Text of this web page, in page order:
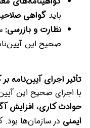
بایدگواهی
نظارت و بازرسی:
صحیح این
تأثیر اجرای
با اجرای صحیح این
حوادث کاری، افزایش
ایمنی در سازمان‌ها بود.